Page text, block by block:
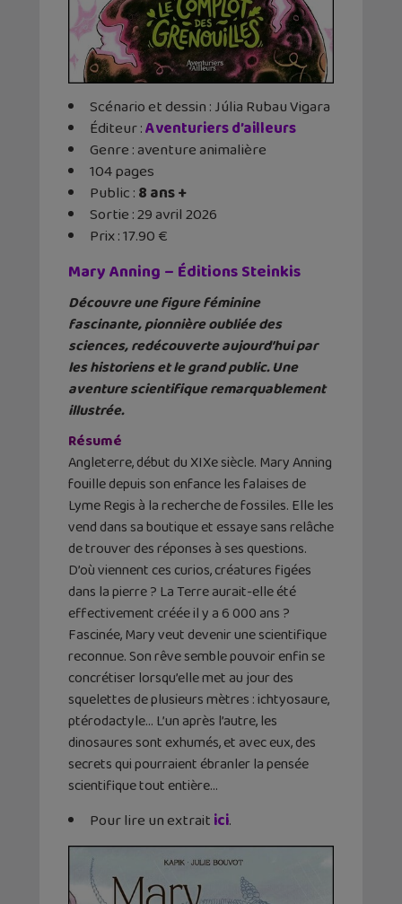
Scénario et dessin : Júlia Rubau Vigara
Éditeur ‏:Aventuriers d’ailleurs
Genre : aventure animalière
104 pages
Public :8 ans +
Sortie : 29 avril 2026
Prix : 17.90 €
Mary Anning – Éditions Steinkis
Découvre une figure féminine
fascinante, pionnière oubliée des
sciences, redécouverte aujourd’hui par
les historiens et le grand public. Une
aventure scientifique remarquablement
illustrée.
Résumé
Angleterre, début du XIXe siècle. Mary Anning
fouille depuis son enfance les falaises de
Lyme Regis à la recherche de fossiles. Elle les
vend dans sa boutique et essaye sans relâche
de trouver des réponses à ses questions.
D’où viennent ces curios, créatures figées
dans la pierre ? La Terre aurait-elle été
effectivement créée il y a 6 000 ans ?
Fascinée, Mary veut devenir une scientifique
reconnue. Son rêve semble pouvoir enfin se
concrétiser lorsqu’elle met au jour des
squelettes de plusieurs mètres : ichtyosaure,
ptérodactyle… L’un après l’autre, les
dinosaures sont exhumés, et avec eux, des
secrets qui pourraient ébranler la pensée
scientifique tout entière…
Pour lire un extraitici.